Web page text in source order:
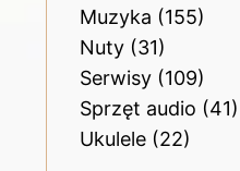
Muzyka (155)
Nuty(31)
Serwisy(109)
Sprzęt audio (41)
Ukulele(22)